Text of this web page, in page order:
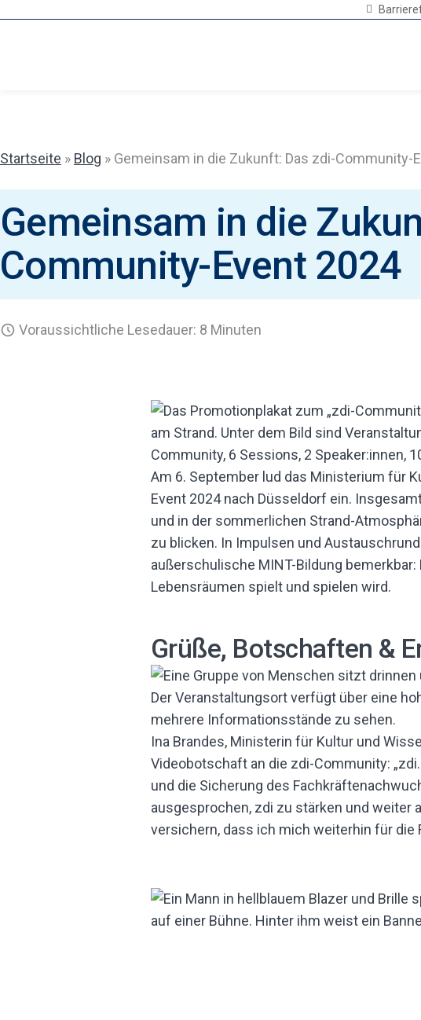
springen
Startseite » Blog » Gemeinsam in die Zukunft: Das zdi-Community-
Gemeinsam in die
Community-Event 2024
Voraussichtliche Lesedauer: 8 Minuten
Am 6. September lud das Ministerium für
Event 2024 nach Düsseldorf ein.
und in der sommerlichen Strand-
zu blicken. In Impulsen und
außerschulische MINT-Bildung bemerkbar:
Lebensräumen spielt und spielen wird.
Grüße, Botschaften &
Ina Brandes, Ministerin für Kultur und
Videobotschaft an die zdi-Community:
und die Sicherung des
ausgesprochen, zdi zu stärken und weiter
versichern, dass ich mich weiterhin für